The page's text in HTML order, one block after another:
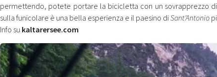
permettendo, potete portare la bicicletta con un sovrapprezzo
sulla funicolare è una bella esperienza e il paesino diSant’Antonio
Info su kaltarersee.com